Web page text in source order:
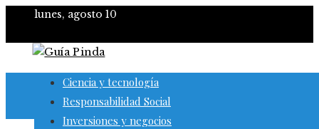
lunes, agosto 10
Ciencia y tecnología
Responsabilidad Social
Inversiones y negocios